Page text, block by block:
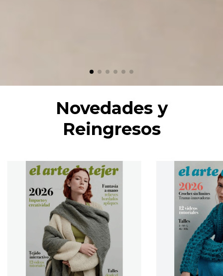
Novedades y
Reingresos